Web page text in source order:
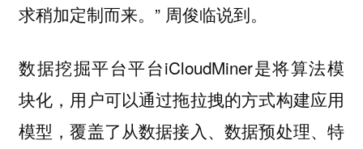
求稍加定制而来。” 周俊临说到。
数据挖掘平台平台iCloudMiner是将算法模
块化，用户可以通过拖拉拽的方式构建应用
模型，覆盖了从数据接入、数据预处理、特